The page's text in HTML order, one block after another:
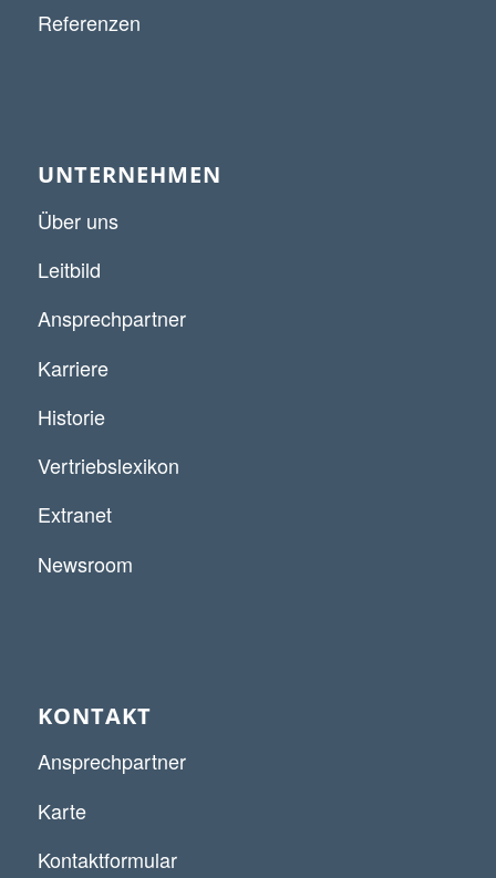
Referenzen
UNTERNEHMEN
Über uns
Leitbild
Ansprechpartner
Karriere
Historie
Vertriebslexikon
Extranet
Newsroom
KONTAKT
Ansprechpartner
Karte
Kontaktformular